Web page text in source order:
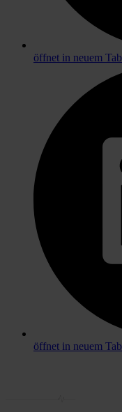
öffnet in neuem Tab
öffnet in neuem Tab